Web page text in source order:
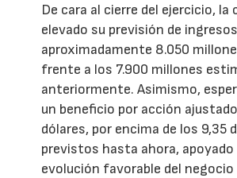
De cara al cierre del ejercicio, la
elevado su previsión de
aproximadamente 8.050
frente a los 7.900 millones
anteriormente. Asimismo,
un beneficio por acción
dólares, por encima de los 9,35
previstos hasta ahora, apoyado
evolución favorable del